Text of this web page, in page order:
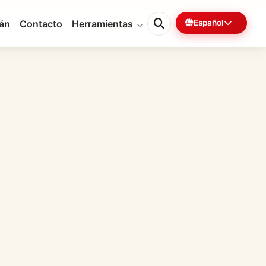
Contacto Herramientas Español
0% 5 min restantes